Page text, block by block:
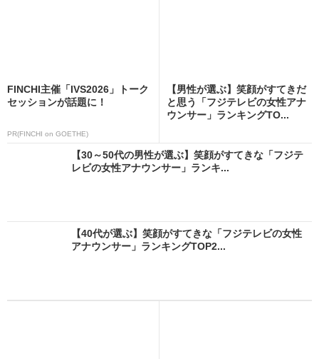
FINCHI主催「IVS2026」トーク
セッションが話題に！
PR(FINCHI on GOETHE)
【男性が選ぶ】笑顔がすてきだ
と思う「フジテレビの女性アナ
ウンサー」ランキングTO...
【30～50代の男性が選ぶ】笑顔がすてきな「フジテ
レビの女性アナウンサー」ランキ...
【40代が選ぶ】笑顔がすてきな「フジテレビの女性
アナウンサー」ランキングTOP2...